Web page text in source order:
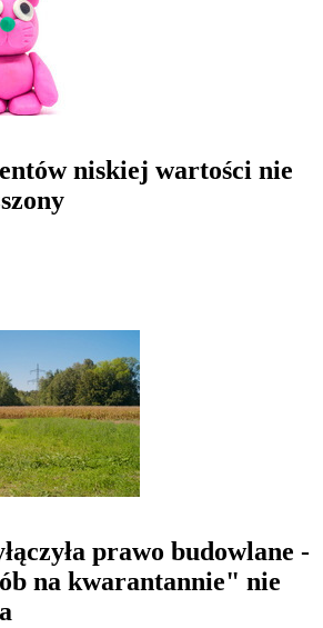
niskiej wartości nie
prawo budowlane -
na kwarantannie" nie